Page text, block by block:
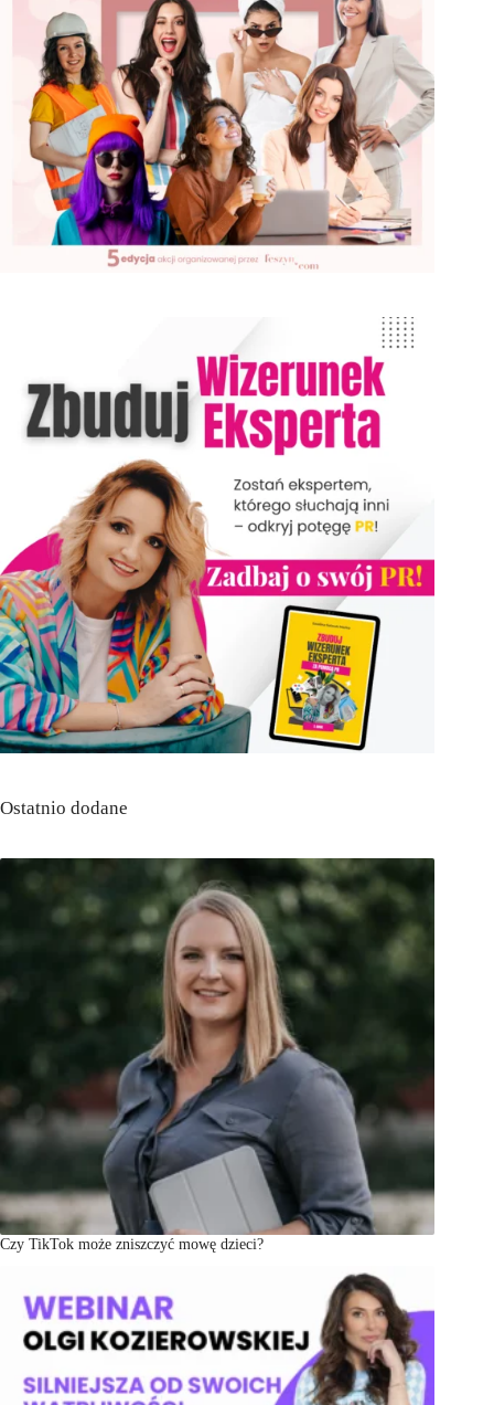
Ostatnio dodane
Czy TikTok może zniszczyć mowę dzieci?